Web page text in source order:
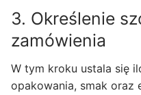
3. Określenie
zamówienia
W tym kroku ustala się
opakowania, smak oraz